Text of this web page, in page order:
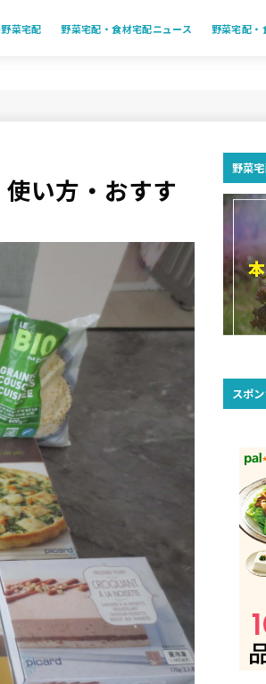
菜宅配 野菜宅配・食材宅配ニュース 野菜宅配・
い方・おすす
野菜
スポ